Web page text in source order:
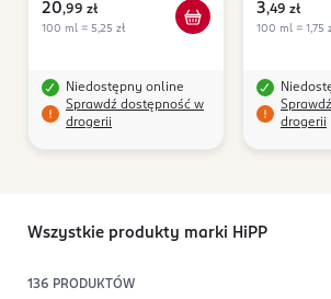
20,99 zł
100 ml = 5,25 zł
Niedostępny online
Sprawdź dostępność w
drogerii
3,49 zł
100 ml = 1,75
drogerii
Wszystkie produkty marki HiPP
136 PRODUKTÓW